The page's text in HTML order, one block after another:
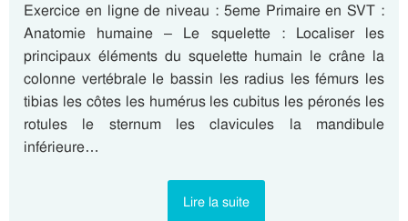
Exercice en ligne de niveau : 5eme Primaire en SVT :
Anatomie humaine – Le squelette : Localiser les
principaux éléments du squelette humain le crâne la
colonne vertébrale le bassin les radius les fémurs les
tibias les côtes les humérus les cubitus les péronés les
rotules le sternum les clavicules la mandibule
inférieure…
Lire la suite